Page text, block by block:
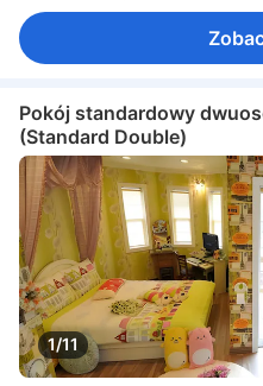
Pokój standardowy
(Standard Double)
1/11